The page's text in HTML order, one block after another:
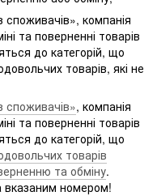
споживачів», компанія
та поверненні товарів
до категорій, що
товарів, які не
споживачів», компанія
та поверненні товарів
до категорій, що
товарів
та обміну.
вказаним номером!